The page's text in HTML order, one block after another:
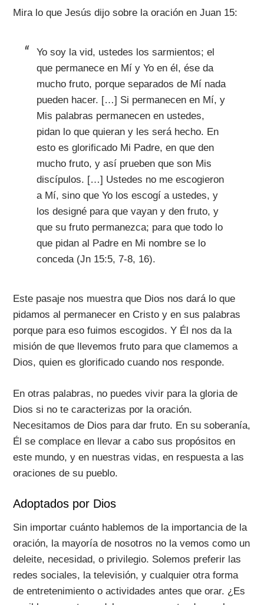
Mira lo que Jesús dijo sobre la oración en Juan 15:
Yo soy la vid, ustedes los sarmientos; el
que permanece en Mí y Yo en él, ése da
mucho fruto, porque separados de Mí nada
pueden hacer. […] Si permanecen en Mí, y
Mis palabras permanecen en ustedes,
pidan lo que quieran y les será hecho. En
esto es glorificado Mi Padre, en que den
mucho fruto, y así prueben que son Mis
discípulos. […] Ustedes no me escogieron
a Mí, sino que Yo los escogí a ustedes, y
los designé para que vayan y den fruto, y
que su fruto permanezca; para que todo lo
que pidan al Padre en Mi nombre se lo
conceda (Jn 15:5, 7-8, 16).
Este pasaje nos muestra que Dios nos dará lo que
pidamos al permanecer en Cristo y en sus palabras
porque para eso fuimos escogidos. Y Él nos da la
misión de que llevemos fruto para que clamemos a
Dios, quien es glorificado cuando nos responde.
En otras palabras, no puedes vivir para la gloria de
Dios si no te caracterizas por la oración.
Necesitamos de Dios para dar fruto. En su soberanía,
Él se complace en llevar a cabo sus propósitos en
este mundo, y en nuestras vidas, en respuesta a las
oraciones de su pueblo.
Adoptados por Dios
Sin importar cuánto hablemos de la importancia de la
oración, la mayoría de nosotros no la vemos como un
deleite, necesidad, o privilegio. Solemos preferir las
redes sociales, la televisión, y cualquier otra forma
de entretenimiento o actividades antes que orar. ¿Es